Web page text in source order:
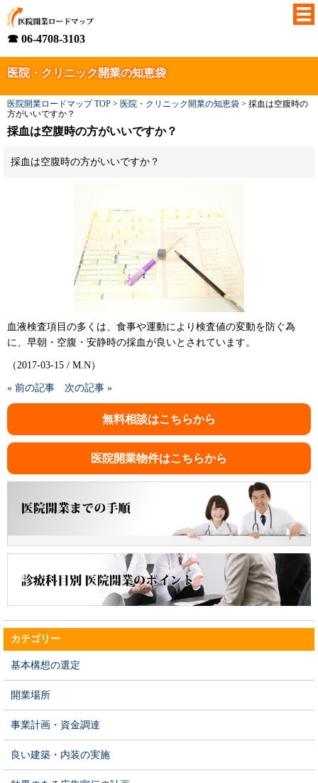
☎ 06-4708-3103
医院・クリニック開業の知恵袋
医院開業ロードマップ TOP > 医院・クリニック開業の知恵袋 > 採血は空腹時の
方がいいですか？
採血は空腹時の方がいいですか？
採血は空腹時の方がいいですか？
血液検査項目の多くは、食事や運動により検査値の変動を防ぐ為
に、早朝・空腹・安静時の採血が良いとされています。
（2017-03-15 / M.N）
« 前の記事 次の記事 »
無料相談はこちらから
医院開業物件はこちらから
カテゴリー
基本構想の選定
開業場所
事業計画・資金調達
良い建築・内装の実施